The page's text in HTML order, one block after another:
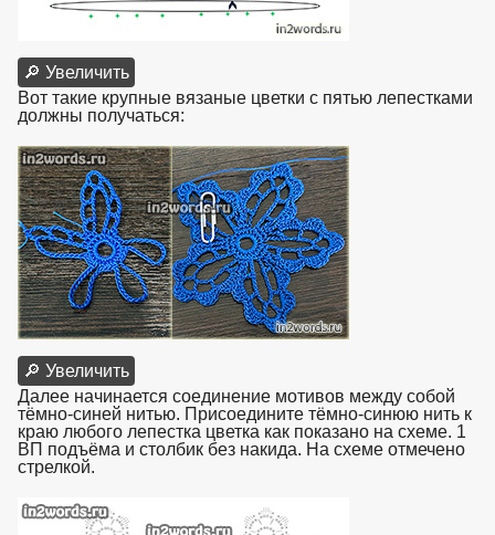
🔎 Увеличить
Вот такие крупные вязаные цветки с пятью лепестками
должны получаться:
🔎 Увеличить
Далее начинается соединение мотивов между собой
тёмно-синей нитью. Присоедините тёмно-синюю нить к
краю любого лепестка цветка как показано на схеме. 1
ВП подъёма и столбик без накида. На схеме отмечено
стрелкой.